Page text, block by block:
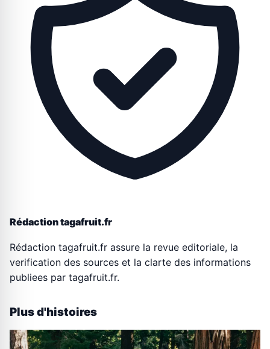
Rédaction tagafruit.fr
Rédaction tagafruit.fr assure la revue editoriale, la
verification des sources et la clarte des informations
publiees par tagafruit.fr.
Plus d'histoires